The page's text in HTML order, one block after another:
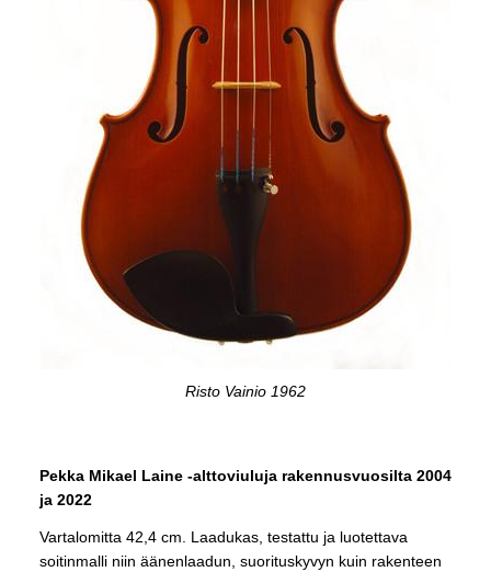
Risto Vainio 1962
Pekka Mikael Laine -alttoviuluja rakennusvuosilta 2004
ja 2022
Vartalomitta 42,4 cm. Laadukas, testattu ja luotettava
soitinmalli niin äänenlaadun, suorituskyvyn kuin rakenteen